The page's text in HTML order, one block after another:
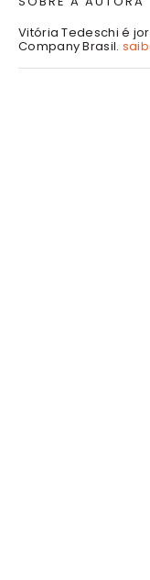
Vitória Tedeschi é
Company Brasil.